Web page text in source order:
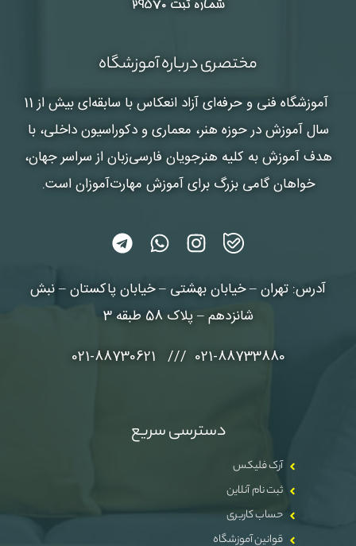
شماره ثبت ۲۹۵۷۰
مختصری درباره آموزشگاه
آموزشگاه فنی و حرفه‌ای آزاد انعکاس
با سابقه‌ای بیش از 11
سال آموزش در حوزه هنر، معماری و دکوراسیون داخلی، با
هدف آموزش به کلیه هنرجویان فارسی‌زبان از سراسر جهان،
خواهان گامی بزرگ برای آموزش مهارت‌آموزان است.
آدرس: تهران – خیابان بهشتی – خیابان پاکستان – نبش
شانزدهم – پلاک 58 طبقه 3
021-88733880 /// 021-88730621
دسترسی سریع
آرک فلیکس
ثبت نام آنلاین
حساب کاربری
قوانین آموزشگاه